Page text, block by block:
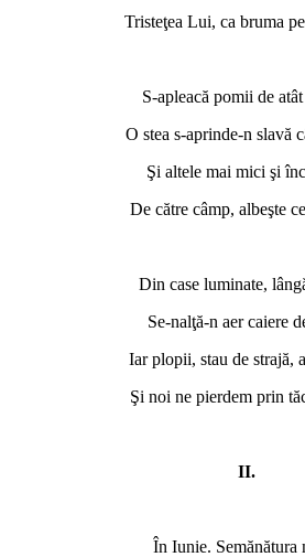
Tristeţea Lui, ca bruma
S-apleacă pomii de
O stea s-aprinde-n slavă
Şi altele mai mici şi
De către câmp, albeşte
Din case luminate,
Se-nalţă-n aer caiere
Iar plopii, stau de strajă,
Şi noi ne pierdem prin
II.
În Iunie. Semănătura